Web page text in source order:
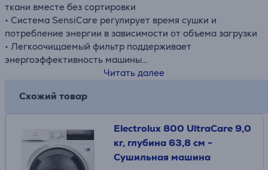
ткани вместе без сортировки
• Система SensiCare регулирует время сушки и
потребление энергии в зависимости от объема загрузки
• Легкоочищаемый фильтр поддерживает
энергоэффективность машины
• Функция антисминания снижает образование складок,
Читать далее
Схожий товар
Electrolux 800 UltraCare 9,0
кг, глубина 63,8 см -
Сушильная машина